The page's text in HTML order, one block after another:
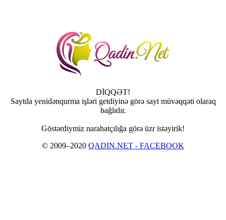
DİQQƏT!
Saytda yenidənqurma işləri getdiyinə görə sayt müvəqqəti olaraq
bağlıdır.
Göstərdiymiz narahatçılığa görə üzr istəyirik!
© 2009–2020 QADIN.NET - FACEBOOK